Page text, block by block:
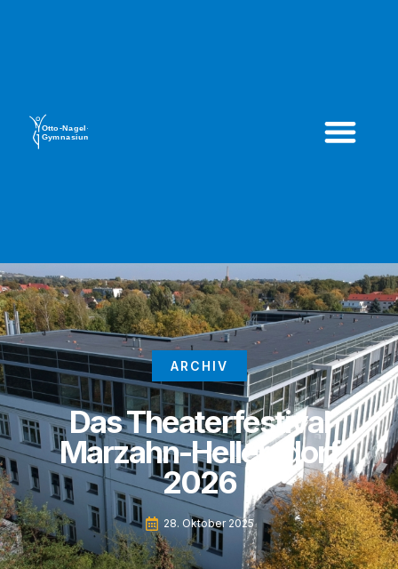
ARCHIV
Das Theaterfestival
Marzahn-Hellersdorf
2026
28. Oktober 2025